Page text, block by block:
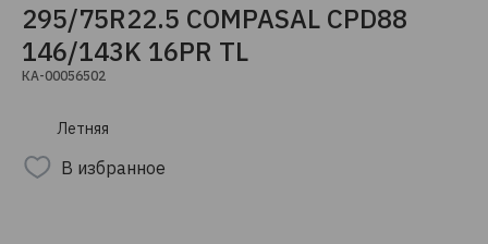
295/75R22.5 COMPASAL CPD88
146/143K 16PR TL
КА-00056502
Летняя
В избранное